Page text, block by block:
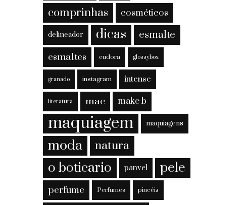
comprinhas cosméticos
delineador dicas esmalte
esmaltes eudora glossybox
granado instagram intense
literatura mac make b
maquiagem maquiagens
moda natura
o boticario panvel pele
perfume Perfumes pincéis